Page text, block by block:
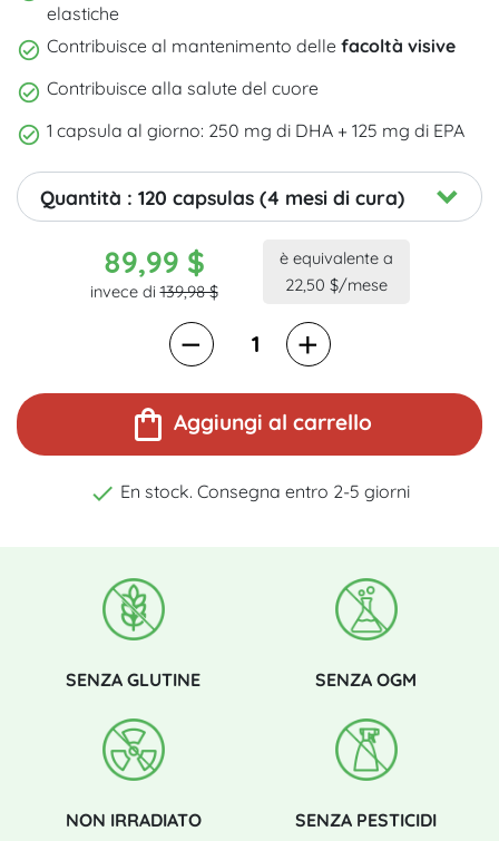
elastiche
Contribuisce al mantenimento delle facoltà visive
Contribuisce alla salute del cuore
1 capsula al giorno: 250 mg di DHA + 125 mg di EPA
Quantità : 120 capsulas (4 mesi di cura)
89,99 $
invece di139,98 $
è equivalente a
22,50 $/mese
shopping_bag Aggiungi al carrello
 En stock. Consegna entro 2-5 giorni
SENZA GLUTINE SENZA OGM
NON IRRADIATO SENZA PESTICIDI